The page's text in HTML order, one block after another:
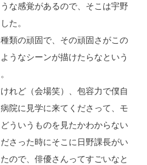
な感覚があるので、そこは宇野
た。
類の頑固で、その頑固さがこの
うなシーンが描けたらなという
れど（会場笑）、包容力で僕自
院に見学に来てくださって、モ
ういうものを見たかわからない
さった時にそこに日野課長がい
ので、俳優さんってすごいなと